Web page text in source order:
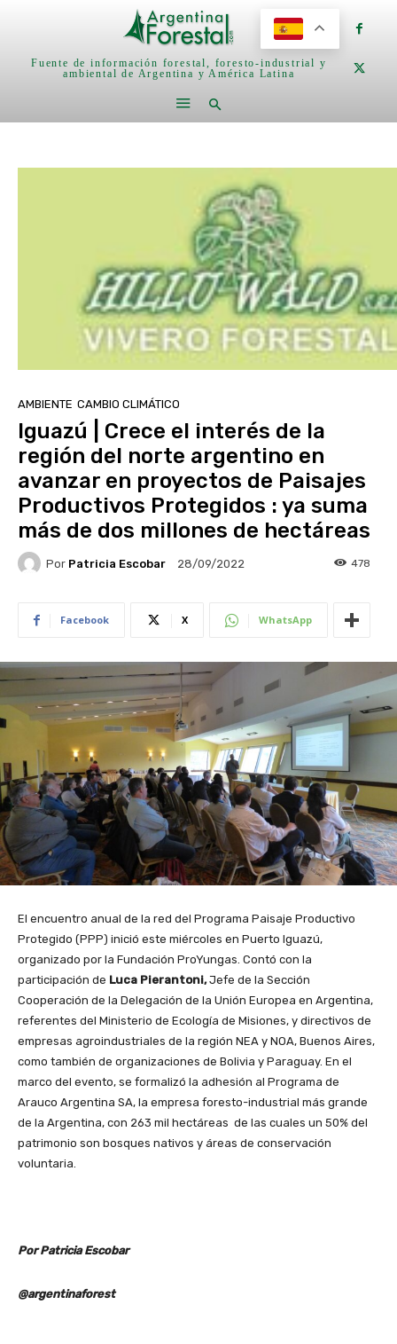
Fuente de información forestal, foresto-industrial y
ambiental de Argentina y América Latina
AMBIENTE CAMBIO CLIMÁTICO
Iguazú | Crece el interés de la
región del norte argentino en
avanzar en proyectos de Paisajes
Productivos Protegidos : ya suma
más de dos millones de hectáreas
Por Patricia Escobar 28/09/2022 478
Facebook X WhatsApp
El encuentro anual de la red del Programa Paisaje Productivo
Protegido (PPP) inició este miércoles en Puerto Iguazú,
organizado por la Fundación ProYungas. Contó con la
participación de Luca Pierantoni,Jefe de la Sección
Cooperación de la Delegación de la Unión Europea en Argentina,
referentes del Ministerio de Ecología de Misiones, y directivos de
empresas agroindustriales de la región NEA y NOA, Buenos Aires,
como también de organizaciones de Bolivia y Paraguay. En el
marco del evento, se formalizó la adhesión al Programa de
Arauco Argentina SA, la empresa foresto-industrial más grande
de la Argentina, con 263 mil hectáreas de las cuales un 50% del
patrimonio son bosques nativos y áreas de conservación
voluntaria.
Por Patricia Escobar
@argentinaforest